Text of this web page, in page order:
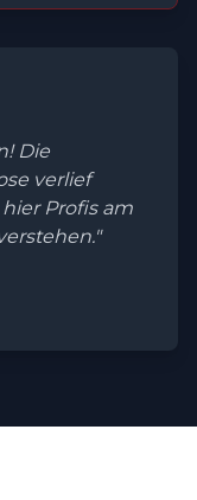
Die
verlief
Profis am